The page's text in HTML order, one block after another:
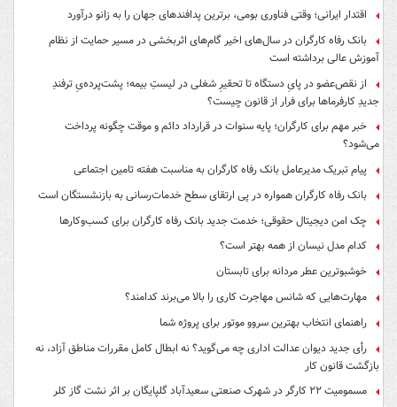
اقتدار ایرانی؛ وقتی فناوری بومی، برترین پدافندهای جهان را به زانو درآورد
بانک رفاه کارگران در سال‌های اخیر گام‌های اثربخشی در مسیر حمایت از نظام
آموزش عالی برداشته است
از نقص‌عضو در پایِ دستگاه تا تحقیرِ شغلی در لیستِ بیمه؛ پشت‌پرده‌یِ ترفندِ
جدیدِ کارفرماها برای فرار از قانون چیست؟
خبر مهم برای کارگران؛ پایه سنوات در قرارداد دائم و موقت چگونه پرداخت
می‌شود؟
پیام تبریک مدیرعامل بانک رفاه کارگران به مناسبت هفته تامین اجتماعی
بانک رفاه کارگران همواره در پی ارتقای سطح خدمات‌رسانی به بازنشستگان است
چک امن دیجیتال حقوقی؛ خدمت جدید بانک رفاه کارگران برای کسب‌وکارها
کدام مدل نیسان از همه بهتر است؟
خوشبوترین عطر مردانه برای تابستان
مهارت‌هایی که شانس مهاجرت کاری را بالا می‌برند کدامند؟
راهنمای انتخاب بهترین سروو موتور برای پروژه شما
رأی جدید دیوان عدالت اداری چه می‌گوید؟ نه ابطال کامل مقررات مناطق آزاد، نه
بازگشت قانون کار
مسمومیت ۲۲ کارگر در شهرک صنعتی سعیدآباد گلپایگان بر اثر نشت گاز کلر